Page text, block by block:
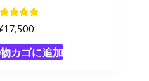
段階中
5.00
の評価
17,500
カゴに追加